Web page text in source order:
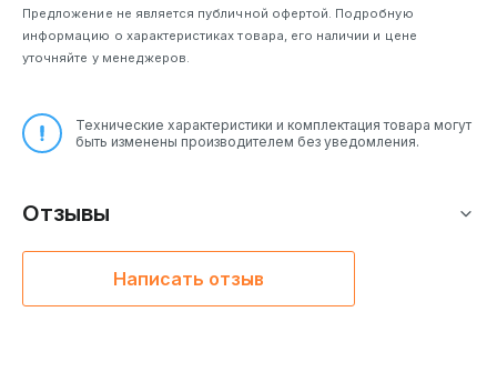
Предложение не является публичной офертой. Подробную
информацию о характеристиках товара, его наличии и цене
уточняйте у менеджеров.
Технические характеристики и комплектация товара могут
быть изменены производителем без уведомления.
Отзывы
Написать отзыв